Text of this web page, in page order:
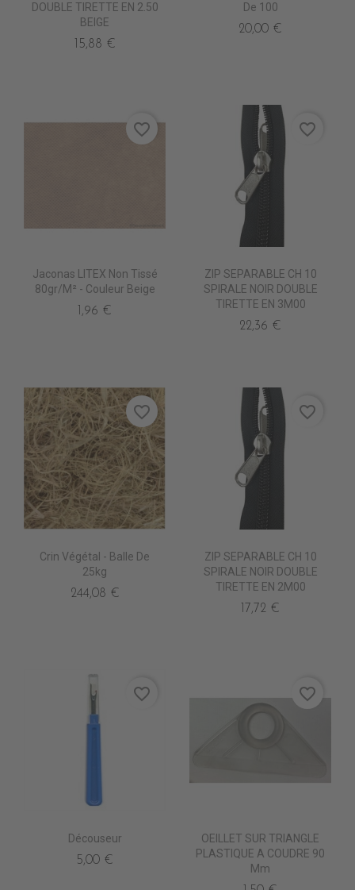
DOUBLE TIRETTE EN 2.50
BEIGE
15,88 €
De 100
20,00 €
Jaconas LITEX Non Tissé
80gr/m² - Couleur Beige
1,96 €
favorite_border
ZIP SEPARABLE CH 10
SPIRALE NOIR DOUBLE
TIRETTE EN 3M00
22,36 €
favorite_border
Crin Végétal - Balle De
25kg
244,08 €
favorite_border
ZIP SEPARABLE CH 10
SPIRALE NOIR DOUBLE
TIRETTE EN 2M00
17,72 €
favorite_border
Découseur
5,00 €
favorite_border
OEILLET SUR TRIANGLE
PLASTIQUE A COUDRE 90
Mm
favorite_border